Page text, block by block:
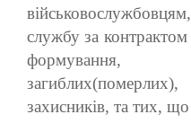
службу за контрактом
захисників, та тих,